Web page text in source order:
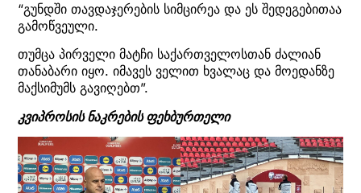
“გუნდში თავდაჯერების სიმცირეა და ეს შედეგებითაა
გამოწვეული.
თუმცა პირველი მატჩი საქართველოსთან ძალიან
თანაბარი იყო. იმავეს ველით ხვალაც და მოედანზე
მაქსიმუმს გავიღებთ”.
კვიპროსის ნაკრების ფეხბურთელი